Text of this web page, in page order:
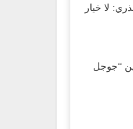
لا خيار
“جوجل